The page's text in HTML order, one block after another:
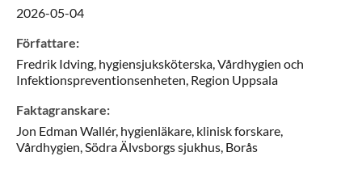
2026-05-04
Författare:
Fredrik Idving, hygiensjuksköterska,Vårdhygien och
Infektionspreventionsenheten, Region Uppsala
Faktagranskare:
Jon Edman Wallér, hygienläkare, klinisk forskare,
Vårdhygien, Södra Älvsborgs sjukhus, Borås